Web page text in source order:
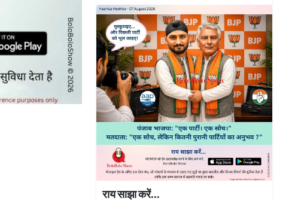
राय साझा करें...